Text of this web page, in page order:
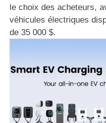
le choix des acheteurs,
véhicules électriques
de 35 000 $.